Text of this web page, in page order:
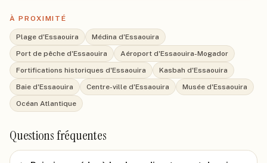
À PROXIMITÉ
Plage d'Essaouira
Médina d'Essaouira
Port de pêche d'Essaouira
Aéroport d'Essaouira-Mogador
Fortifications historiques d'Essaouira
Kasbah d'Essaouira
Baie d'Essaouira
Centre-ville d'Essaouira
Musée d'Essaouira
Océan Atlantique
Questions fréquentes